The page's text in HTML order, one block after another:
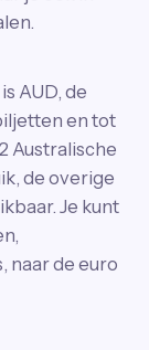
AUD, de
en tot
Australische
de overige
Je kunt
naar de euro